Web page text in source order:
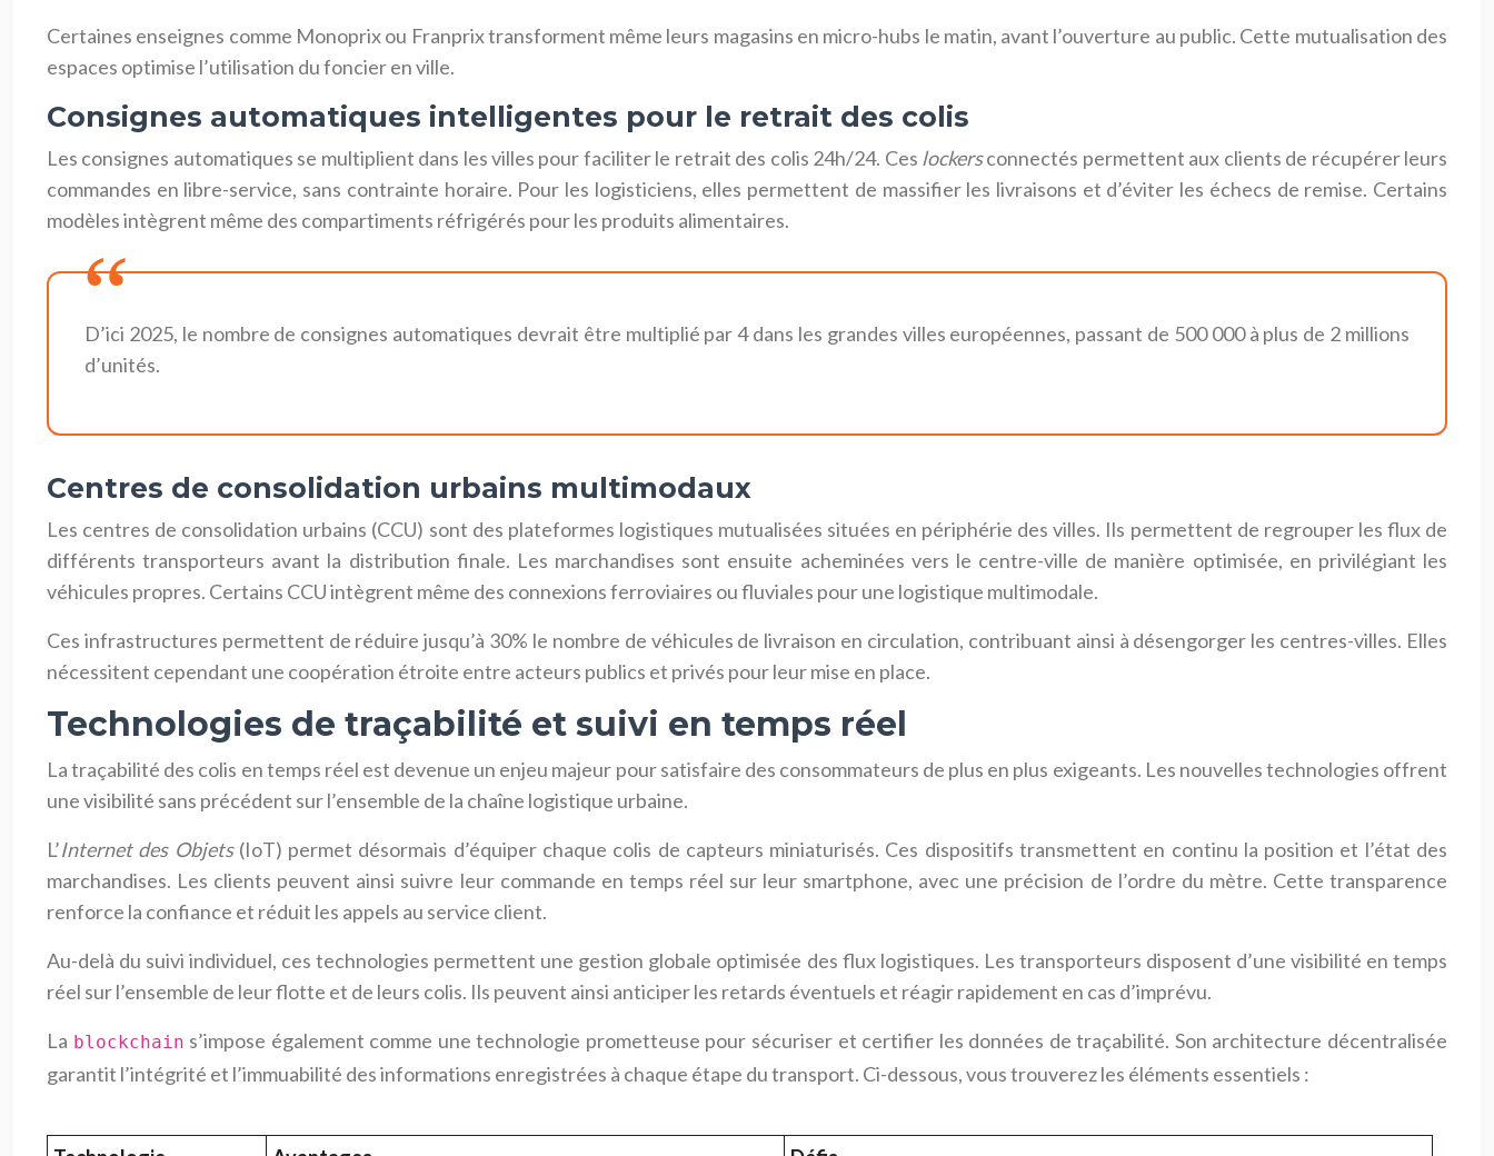
Certaines enseignes comme Monoprix ou Franprix transforment même leurs magasins en micro-hubs le matin, avant l’ouverture au public. Cette mutualisation des
espaces optimise l’utilisation du foncier en ville.
Consignes automatiques intelligentes pour le retrait des colis
Les consignes automatiques se multiplient dans les villes pour faciliter le retrait des colis 24h/24. Ces lockersconnectés permettent aux clients de récupérer leurs
commandes en libre-service, sans contrainte horaire. Pour les logisticiens, elles permettent de massifier les livraisons et d’éviter les échecs de remise. Certains
modèles intègrent même des compartiments réfrigérés pour les produits alimentaires.
D’ici 2025, le nombre de consignes automatiques devrait être multiplié par 4 dans les grandes villes européennes, passant de 500 000 à plus de 2 millions
d’unités.
Centres de consolidation urbains multimodaux
Les centres de consolidation urbains (CCU) sont des plateformes logistiques mutualisées situées en périphérie des villes. Ils permettent de regrouper les flux de
différents transporteurs avant la distribution finale. Les marchandises sont ensuite acheminées vers le centre-ville de manière optimisée, en privilégiant les
véhicules propres. Certains CCU intègrent même des connexions ferroviaires ou fluviales pour une logistique multimodale.
Ces infrastructures permettent de réduire jusqu’à 30% le nombre de véhicules de livraison en circulation, contribuant ainsi à désengorger les centres-villes. Elles
nécessitent cependant une coopération étroite entre acteurs publics et privés pour leur mise en place.
Technologies de traçabilité et suivi en temps réel
La traçabilité des colis en temps réel est devenue un enjeu majeur pour satisfaire des consommateurs de plus en plus exigeants. Les nouvelles technologies offrent
une visibilité sans précédent sur l’ensemble de la chaîne logistique urbaine.
L’Internet des Objets(IoT) permet désormais d’équiper chaque colis de capteurs miniaturisés. Ces dispositifs transmettent en continu la position et l’état des
marchandises. Les clients peuvent ainsi suivre leur commande en temps réel sur leur smartphone, avec une précision de l’ordre du mètre. Cette transparence
renforce la confiance et réduit les appels au service client.
Au-delà du suivi individuel, ces technologies permettent une gestion globale optimisée des flux logistiques. Les transporteurs disposent d’une visibilité en temps
réel sur l’ensemble de leur flotte et de leurs colis. Ils peuvent ainsi anticiper les retards éventuels et réagir rapidement en cas d’imprévu.
La blockchain s’impose également comme une technologie prometteuse pour sécuriser et certifier les données de traçabilité. Son architecture décentralisée
garantit l’intégrité et l’immuabilité des informations enregistrées à chaque étape du transport. Ci-dessous, vous trouverez les éléments essentiels :